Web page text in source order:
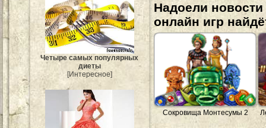
Четыре самых популярных
диеты
[Интересное]
Надоели
онлайн игр
Сокровища Монтесумы 2